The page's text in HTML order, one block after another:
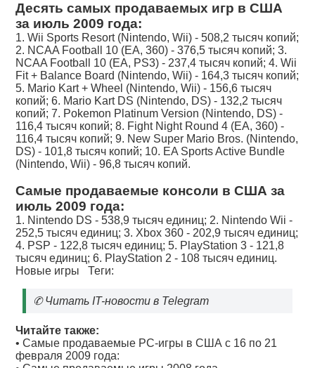
Десять самых продаваемых игр в США
за июль 2009 года:
1. Wii Sports Resort (Nintendo, Wii) - 508,2 тысяч копий;
2. NCAA Football 10 (EA, 360) - 376,5 тысяч копий; 3.
NCAA Football 10 (EA, PS3) - 237,4 тысяч копий; 4. Wii
Fit + Balance Board (Nintendo, Wii) - 164,3 тысяч копий;
5. Mario Kart + Wheel (Nintendo, Wii) - 156,6 тысяч
копий; 6. Mario Kart DS (Nintendo, DS) - 132,2 тысяч
копий; 7. Pokemon Platinum Version (Nintendo, DS) -
116,4 тысяч копий; 8. Fight Night Round 4 (EA, 360) -
116,4 тысяч копий; 9. New Super Mario Bros. (Nintendo,
DS) - 101,8 тысяч копий; 10. EA Sports Active Bundle
(Nintendo, Wii) - 96,8 тысяч копий.
Самые продаваемые консоли в США за
июль 2009 года:
1. Nintendo DS - 538,9 тысяч единиц; 2. Nintendo Wii -
252,5 тысяч единиц; 3. Xbox 360 - 202,9 тысяч единиц;
4. PSP - 122,8 тысяч единиц; 5. PlayStation 3 - 121,8
тысяч единиц; 6. PlayStation 2 - 108 тысяч единиц.
Новые игры Теги:
✆Читать IT-новости в Telegram
Читайте также:
•Самые продаваемые РС-игры в США с 16 по 21
февраля 2009 года: